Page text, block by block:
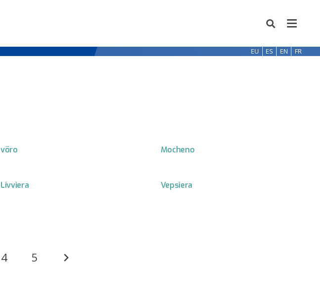
EU ES EN FR
võro Mocheno
Livviera Vepsiera
4 5